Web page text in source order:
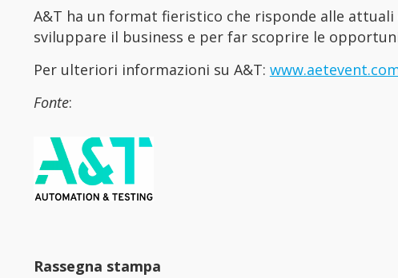
A&T ha un format fieristico che risponde alle
sviluppare il business e per far scoprire le
Per ulteriori informazioni su A&T:
Fonte:
Rassegna stampa